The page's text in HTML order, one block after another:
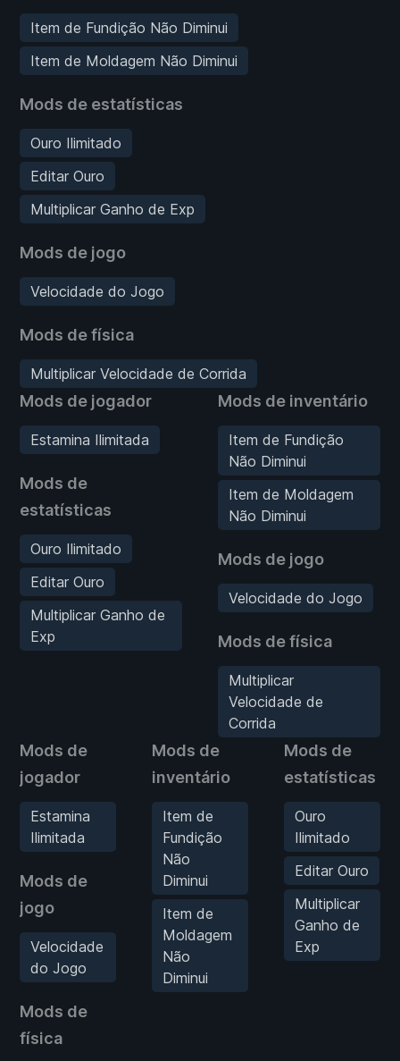
Item de Fundição Não Diminui
Item de Moldagem Não Diminui
Mods de estatísticas
Ouro Ilimitado
Editar Ouro
Multiplicar Ganho de Exp
Mods de jogo
Velocidade do Jogo
Mods de física
Multiplicar Velocidade de Corrida
Mods de jogador
Estamina Ilimitada
Mods de
estatísticas
Ouro Ilimitado
Editar Ouro
Multiplicar Ganho de
Exp
Mods de inventário
Item de Fundição
Não Diminui
Item de Moldagem
Não Diminui
Mods de jogo
Velocidade do Jogo
Mods de física
Multiplicar
Velocidade de
Corrida
Mods de
jogador
Estamina
Ilimitada
Mods de
jogo
Velocidade
do Jogo
Mods de
física
Mods de
inventário
Item de
Fundição
Não
Diminui
Item de
Moldagem
Não
Diminui
Mods de
estatísticas
Ouro
Ilimitado
Editar Ouro
Multiplicar
Ganho de
Exp